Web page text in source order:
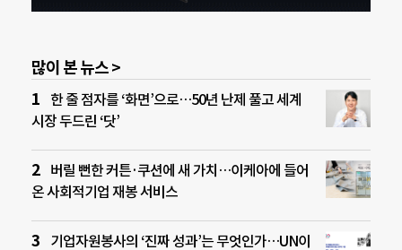
많이 본 뉴스 >
한 줄 점자를 ‘화면’으로…50년 난제 풀고 세계
시장 두드린 ‘닷’
버릴 뻔한 커튼·쿠션에 새 가치…이케아에 들어
온 사회적기업 재봉 서비스
기업자원봉사의 ‘진짜 성과’는 무엇인가…UN이